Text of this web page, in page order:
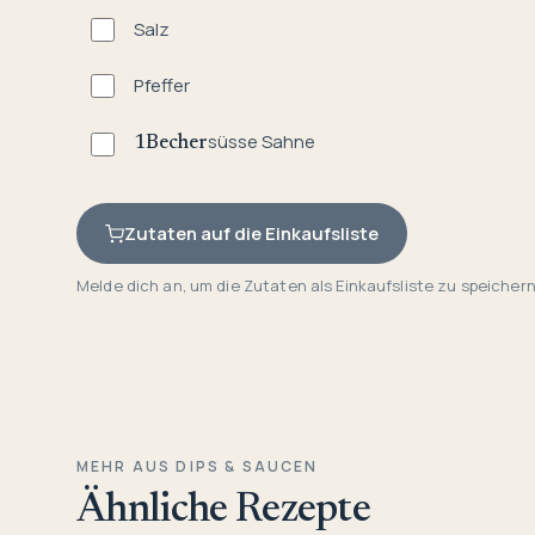
Salz
Pfeffer
1Bechersüsse Sahne
Zutaten auf die Einkaufsliste
Melde dich an, um die Zutaten als Einkaufsliste zu
MEHR AUS DIPS & SAUCEN
Ähnliche Rezepte